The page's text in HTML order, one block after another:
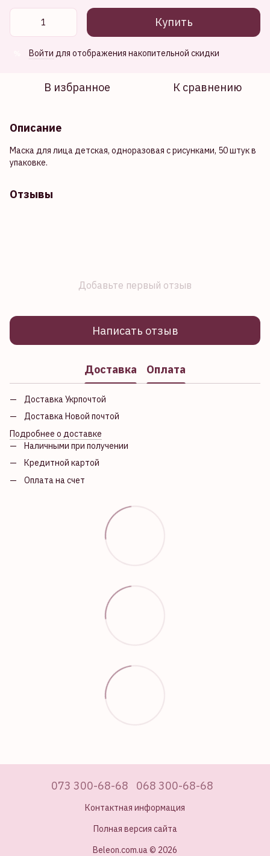
Купить
Войти для отображения накопительной скидки
В избранное К сравнению
Описание
Маска для лица детская, одноразовая с рисунками, 50 штук в
упаковке.
Отзывы
Добавьте первый отзыв
Написать отзыв
Доставка Оплата
Доставка Укрпочтой
Доставка Новой почтой
Подробнее о доставке
Наличными при получении
Кредитной картой
Оплата на счет
073 300-68-68 068 300-68-68
Контактная информация
Полная версия сайта
Beleon.com.ua © 2026